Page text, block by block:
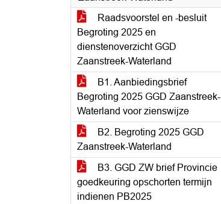
Raadsvoorstel en -besluit
Begroting 2025 en
dienstenoverzicht GGD
Zaanstreek-Waterland
B1. Aanbiedingsbrief
Begroting 2025 GGD Zaanstreek-
Waterland voor zienswijze
B2. Begroting 2025 GGD
Zaanstreek-Waterland
B3. GGD ZW brief Provincie
goedkeuring opschorten termijn
indienen PB2025